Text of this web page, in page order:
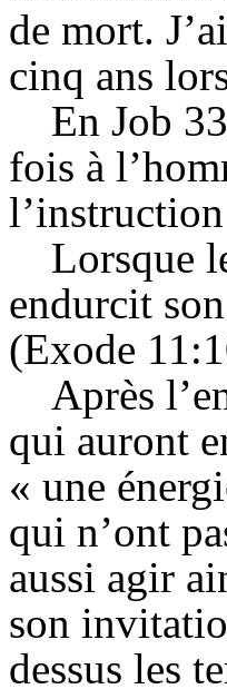
de mort.
cinq ans
En Job
fois à
Lorsque
endurcit
(Exode
Après
qui auront
« une
qui n’ont
aussi agir
son
dessus les